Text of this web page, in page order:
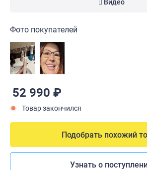
Видео
Фото покупателей
52 990 ₽
Товар закончился
Подобрать похожий
Узнать о